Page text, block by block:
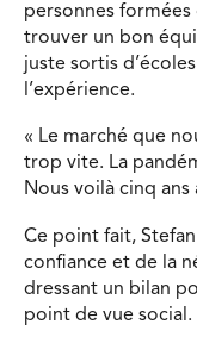
personnes
trouver un bon
juste sortis
l’expérience.
« Le marché que
trop vite. La
Nous voilà cinq
Ce point fait,
confiance et de la
dressant un bilan
point de vue social.